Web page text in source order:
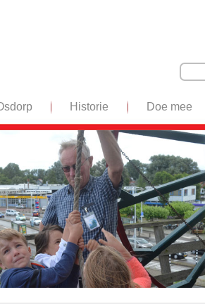
Historie Doe mee